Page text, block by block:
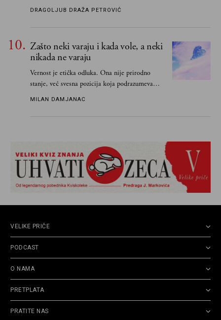
čim je stigao kući pozvao Vojkana
DRAGOLJUB DRAŽA PETROVIĆ
Zašto neki varaju i kada vole, a neki
nikada ne varaju
Vernost je etička odluka. Ona nije prirodno
stanje, već svesna pozicija koja podrazumeva
MILAN DAMJANAC
VELIKE PRIČE
PODCAST
O NAMA
PRETPLATA
PRATITE NAS